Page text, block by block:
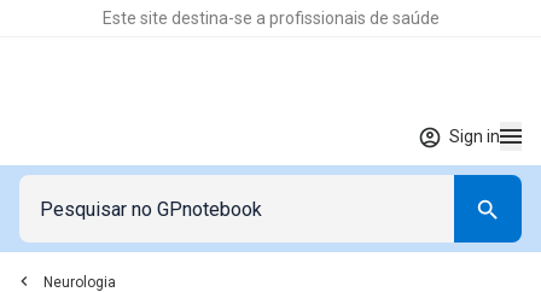
Este site destina-se a profissionais de saúde
Sign in
Neurologia